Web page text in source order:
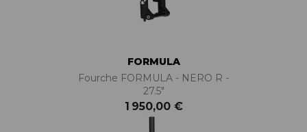
FORMULA
Fourche FORMULA - NERO R -
27.5"
1 950,00 €